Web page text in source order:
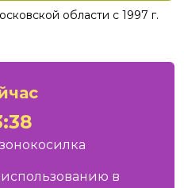
области с 1997 г.
использованию в